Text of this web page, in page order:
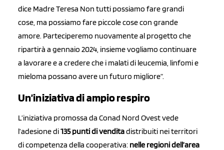
dice Madre Teresa Non tutti possiamo fare grandi
cose, ma possiamo fare piccole cose con grande
amore. Parteciperemo nuovamente al progetto che
ripartirà a gennaio 2024, insieme vogliamo continuare
a lavorare e a credere che i malati di leucemia, linfomi e
mieloma possano avere un futuro migliore”.
Un’iniziativa di ampio respiro
L’iniziativa promossa da Conad Nord Ovest vede
l’adesione di135 punti di venditadistribuiti nei territori
di competenza della cooperativa: nelle regioni dell’area